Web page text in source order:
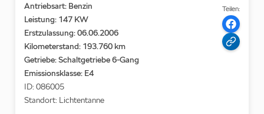
Antriebsart: Benzin
Leistung: 147 KW
Erstzulassung: 06.06.2006
Kilometerstand: 193.760 km
Getriebe: Schaltgetriebe 6-Gang
Emissionsklasse: E4
ID: 086005
Standort: Lichtentanne
Teilen: